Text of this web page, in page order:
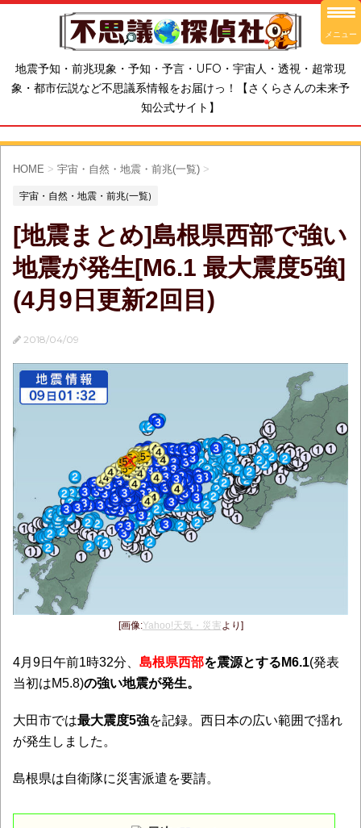
地震予知・前兆現象・予知・予言・UFO・宇宙人・透視・超常現
象・都市伝説など不思議系情報をお届けっ！【さくらさんの未来予
知公式サイト】
HOME > 宇宙・自然・地震・前兆(一覧) >
宇宙・自然・地震・前兆(一覧)
[地震まとめ]島根県西部で強い
地震が発生[M6.1 最大震度5強]
(4月9日更新2回目)
2018/04/09
[画像:Yahoo!天気・災害より]
4月9日午前1時32分、 島根県西部を震源とするM6.1(発表
当初はM5.8)の強い地震が発生。
大田市では最大震度5強を記録。西日本の広い範囲で揺れ
が発生しました。
島根県は自衛隊に災害派遣を要請。
メニュー